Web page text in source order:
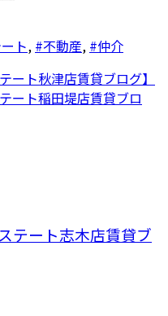
ト, #不動産, #仲介
ト秋津店賃貸ブログ】
ト稲田堤店賃貸ブロ
ート志木店賃貸ブ